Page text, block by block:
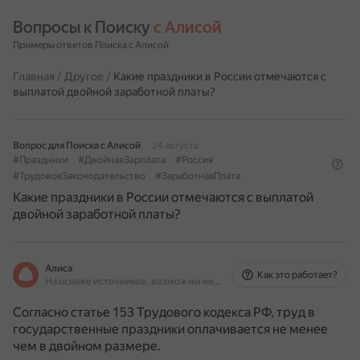
Вопросы к Поиску с Алисой
Примеры ответов Поиска с Алисой
Главная / Другое / Какие праздники в России отмечаются с
выплатой двойной заработной платы?
Вопрос для Поиска с Алисой
24 августа
#Праздники
#ДвойнаяЗарплата
#Россия
#ТрудовоеЗаконодательство
#ЗаработнаяПлата
Какие праздники в России отмечаются с выплатой
двойной заработной платы?
Алиса
На основе источников, возможны неточности
Как это работает?
Согласно статье 153 Трудового кодекса РФ, труд в
государственные праздники оплачивается не менее
чем в двойном размере.